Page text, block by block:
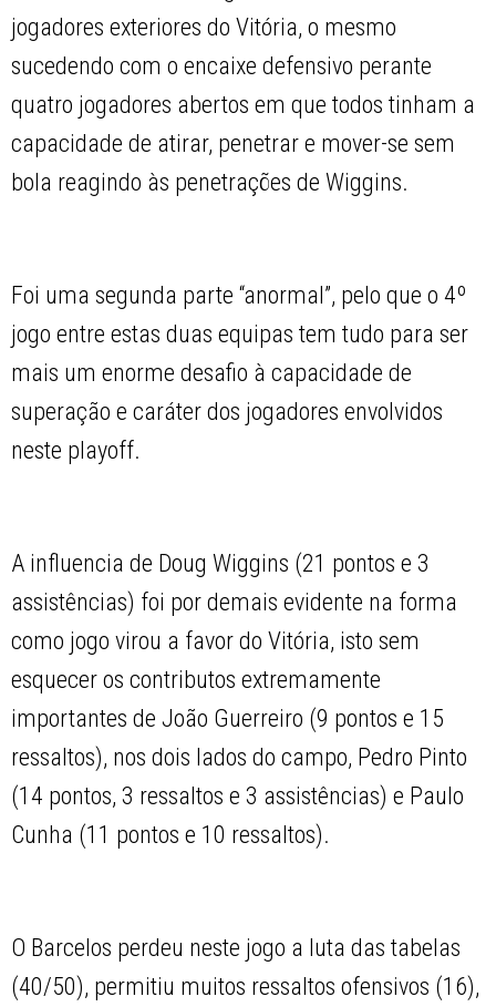
jogadores exteriores do Vitória, o mesmo
sucedendo com o encaixe defensivo perante
quatro jogadores abertos em que todos tinham a
capacidade de atirar, penetrar e mover-se sem
bola reagindo às penetrações de Wiggins.
Foi uma segunda parte “anormal”, pelo que o 4º
jogo entre estas duas equipas tem tudo para ser
mais um enorme desafio à capacidade de
superação e caráter dos jogadores envolvidos
neste playoff.
A influencia de Doug Wiggins (21 pontos e 3
assistências) foi por demais evidente na forma
como jogo virou a favor do Vitória, isto sem
esquecer os contributos extremamente
importantes de João Guerreiro (9 pontos e 15
ressaltos), nos dois lados do campo, Pedro Pinto
(14 pontos, 3 ressaltos e 3 assistências) e Paulo
Cunha (11 pontos e 10 ressaltos).
O Barcelos perdeu neste jogo a luta das tabelas
(40/50), permitiu muitos ressaltos ofensivos (16),